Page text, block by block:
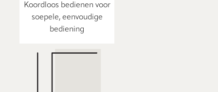
Koordloos bedienen voor
soepele, eenvoudige
bediening